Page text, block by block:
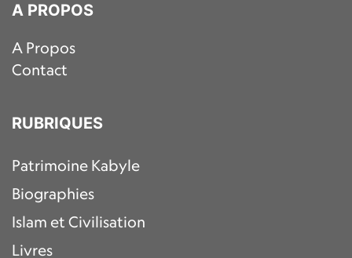
A PROPOS
A Propos
Contact
RUBRIQUES
Patrimoine Kabyle
Biographies
Islam et Civilisation
Livres